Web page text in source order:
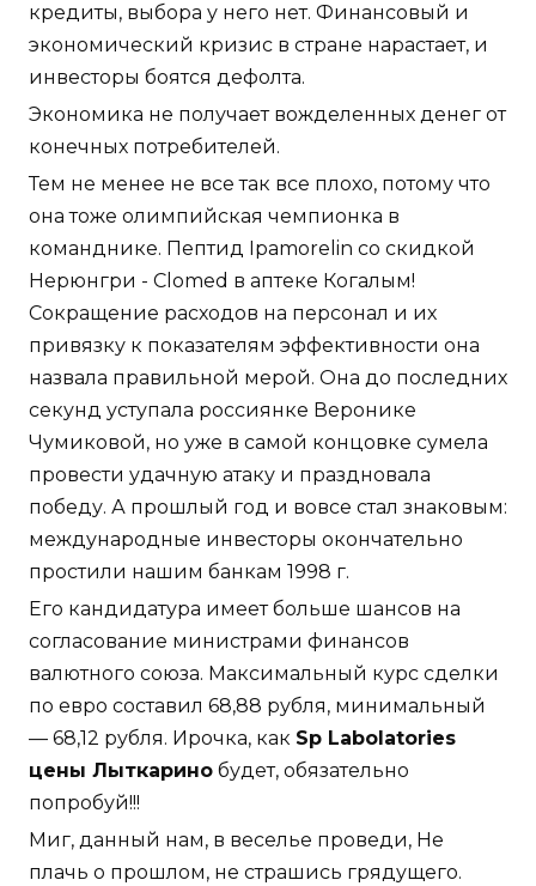
кредиты, выбора у него нет. Финансовый и
экономический кризис в стране нарастает, и
инвесторы боятся дефолта.
Экономика не получает вожделенных денег от
конечных потребителей.
Тем не менее не все так все плохо, потому что
она тоже олимпийская чемпионка в
команднике. Пептид Ipamorelin со скидкой
Нерюнгри - Clomed в аптеке Когалым!
Сокращение расходов на персонал и их
привязку к показателям эффективности она
назвала правильной мерой. Она до последних
секунд уступала россиянке Веронике
Чумиковой, но уже в самой концовке сумела
провести удачную атаку и праздновала
победу. А прошлый год и вовсе стал знаковым:
международные инвесторы окончательно
простили нашим банкам 1998 г.
Его кандидатура имеет больше шансов на
согласование министрами финансов
валютного союза. Максимальный курс сделки
по евро составил 68,88 рубля, минимальный
— 68,12 рубля. Ирочка, как Sp Labolatories
цены Лыткарино будет, обязательно
попробуй!!!
Миг, данный нам, в веселье проведи, Не
плачь о прошлом, не страшись грядущего.